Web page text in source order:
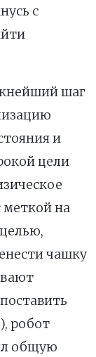
с
шаг
и
цели
меткой на
чашку
робот
общую